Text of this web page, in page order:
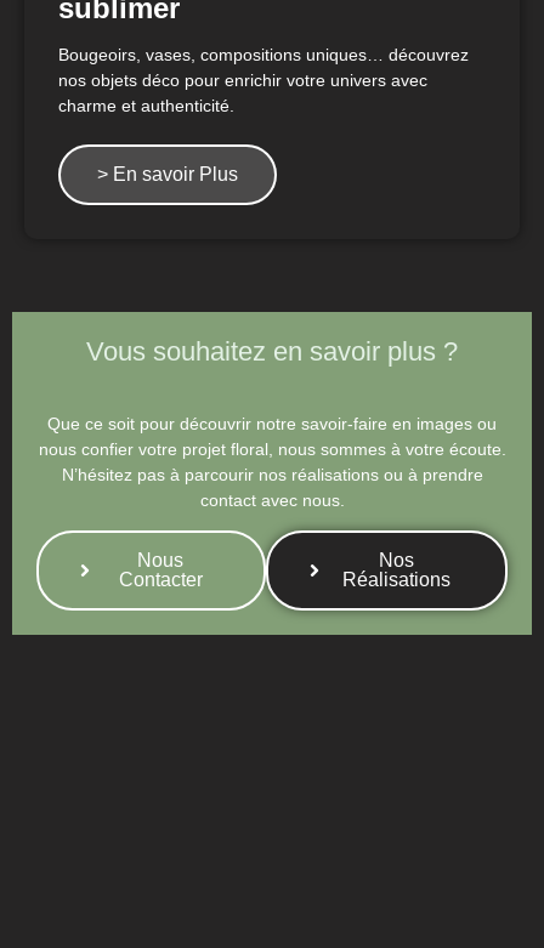
sublimer
Bougeoirs, vases, compositions uniques… découvrez
nos objets déco pour enrichir votre univers avec
charme et authenticité.
> En savoir Plus
Vous souhaitez en savoir plus ?
Que ce soit pour découvrir notre savoir-faire en images ou
nous confier votre projet floral, nous sommes à votre écoute.
N’hésitez pas à parcourir nos réalisations ou à prendre
contact avec nous.
Nos
Réalisations
Nous
Contacter